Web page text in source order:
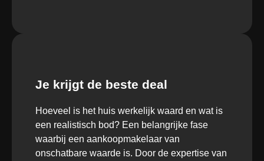
Je krijgt de beste deal
Hoeveel is het huis werkelijk waard en wat is
een realistisch bod? Een belangrijke fase
waarbij een aankoopmakelaar van
onschatbare waarde is. Door de expertise van